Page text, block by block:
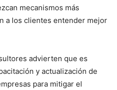
mecanismos más
a los clientes entender mejor
advierten que es
y actualización de
para mitigar el